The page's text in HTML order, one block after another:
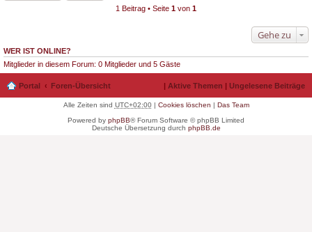
1 Beitrag • Seite 1 von 1
Gehe zu
WER IST ONLINE?
Mitglieder in diesem Forum: 0 Mitglieder und 5 Gäste
Portal Foren-Übersicht | Aktive Themen | Ungelesene Beiträge
Alle Zeiten sind UTC+02:00| Cookies löschen | Das Team
Powered by phpBB® Forum Software © phpBB Limited
Deutsche Übersetzung durch phpBB.de